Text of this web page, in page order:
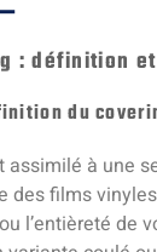
: définition
du
assimilé à une
des films
l’entièreté de